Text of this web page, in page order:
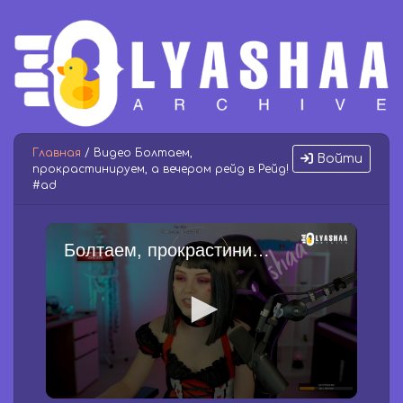
Войти
Главная / Видео Болтаем,
прокрастинируем, а вечером рейд в Рейд!
#ad
Болтаем, прокрастинируем, а вечером рейд в Рейд! #ad